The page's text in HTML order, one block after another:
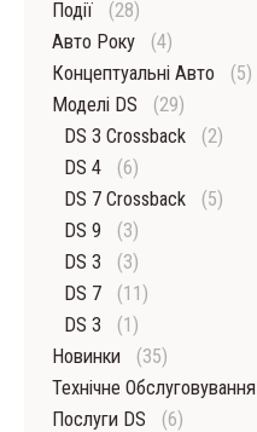
Події
(28)
Авто Року
(4)
Концептуальні Авто
(5)
Моделі DS
(29)
DS 3 Crossback
(2)
DS 4
(6)
DS 7 Crossback
(5)
DS 9
(3)
DS 3
(3)
DS 7
(11)
DS 3
(1)
Новинки
(35)
Технічне Обслуговування
Послуги DS
(6)